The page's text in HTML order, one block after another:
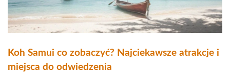
Koh Samui co zobaczyć? Najciekawsze atrakcje i
miejsca do odwiedzenia